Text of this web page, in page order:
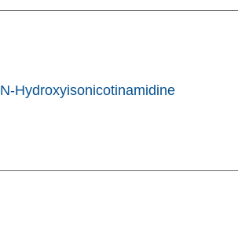
N-Hydroxyisonicotinamidine